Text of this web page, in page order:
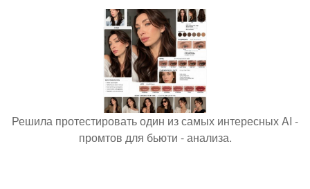
Решила протестировать один из самых интересных AI -
промтов для бьюти - анализа.